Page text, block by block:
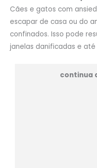
Cães e gatos com
escapar de casa ou do
confinados. Isso pode
janelas danificadas e
continua